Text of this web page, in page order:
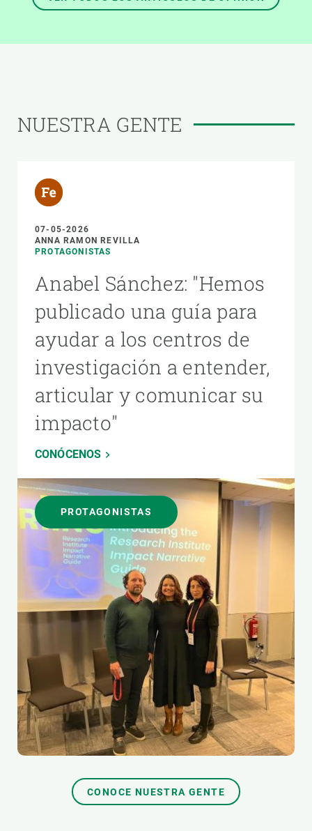
NUESTRA GENTE
07-05-2026
ANNA RAMON REVILLA
PROTAGONISTAS
Anabel Sánchez: "Hemos
publicado una guía para
ayudar a los centros de
investigación a entender,
articular y comunicar su
impacto"
CONÓCENOS
PROTAGONISTAS
CONOCE NUESTRA GENTE